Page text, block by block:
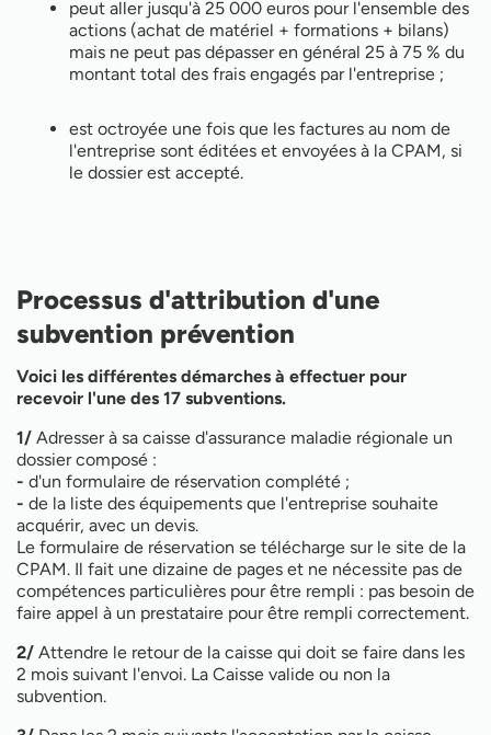
peut aller jusqu'à 25 000 euros pour l'ensemble des
actions (achat de matériel + formations + bilans)
mais ne peut pas dépasser en général 25 à 75 % du
montant total des frais engagés par l'entreprise ;
est octroyée une fois que les factures au nom de
l'entreprise sont éditées et envoyées à la CPAM, si
le dossier est accepté.
Processus d'attribution d'une
subvention prévention
Voici les différentes démarches à effectuer pour
recevoir l'une des 17 subventions.
1/ Adresser à sa caisse d'assurance maladie régionale un
dossier composé :
- d'un formulaire de réservation complété ;
- de la liste des équipements que l'entreprise souhaite
acquérir, avec un devis.
Le formulaire de réservation se télécharge sur le site de la
CPAM. Il fait une dizaine de pages et ne nécessite pas de
compétences particulières pour être rempli : pas besoin de
faire appel à un prestataire pour être rempli correctement.
2/ Attendre le retour de la caisse qui doit se faire dans les
2 mois suivant l'envoi. La Caisse valide ou non la
subvention.